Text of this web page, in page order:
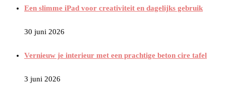
Een slimme iPad voor creativiteit en dagelijks gebruik
30 juni 2026
Vernieuw je interieur met een prachtige beton cire tafel
3 juni 2026